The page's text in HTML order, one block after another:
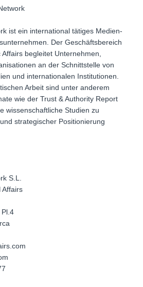
ist ein international tätiges Medien-
Der Geschäftsbereich
begleitet Unternehmen,
an der Schnittstelle von
und internationalen Institutionen.
Arbeit sind unter anderem
wie der Trust & Authority Report
wissenschaftliche Studien zu
strategischer Positionierung
S.L.
Affairs